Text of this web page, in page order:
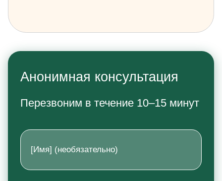
Анонимная консультация
Перезвоним в течение 10–15 минут